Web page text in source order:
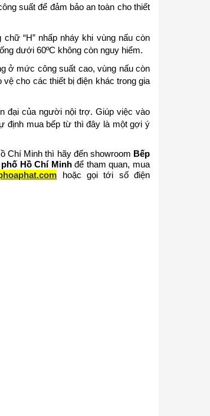
suất để đảm bảo an toàn cho thiết
chữ “H”nhấp nháy khi vùng nấu còn
dưới 60ºC không còn nguy hiểm.
ở mức công suất cao, vùng nấu còn
vệ cho các thiết bị điện khác trong gia
đại của người nội trợ. Giúp việc vào
định mua bếp từ thì đây là một gợi ý
Chí Minh thì hãy đến showroom Bếp
Hồ Chí Minhđể tham quan, mua
hoặc gọi tới số điện